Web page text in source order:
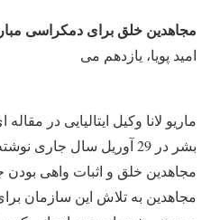
مجاهدین خلق برای دمکراسی
امید پویا، یازدهم می
ماریو لانا وکیل ایتالیایی در
بشر در 29 آوریل سال
مجاهدین خلق و اثبات واهی بودن
مجاهدین به تلاش این سازمان